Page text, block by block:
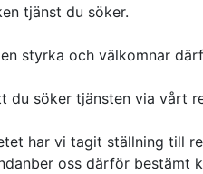
tjänst du söker.
styrka och välkomnar
du söker tjänsten via vårt
har vi tagit ställning till
oss därför bestämt